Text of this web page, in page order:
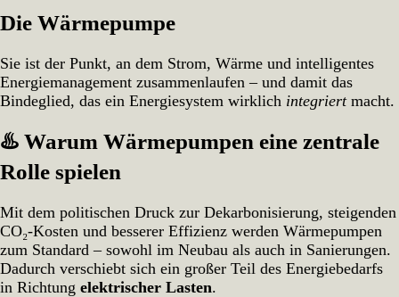
Die Wärmepumpe
Sie ist der Punkt, an dem Strom, Wärme und intelligentes
Energiemanagement zusammenlaufen – und damit das
Bindeglied, das ein Energiesystem wirklich integriertmacht.
♨️ Warum Wärmepumpen eine zentrale
Rolle spielen
Mit dem politischen Druck zur Dekarbonisierung, steigenden
CO₂‑Kosten und besserer Effizienz werden Wärmepumpen
zum Standard – sowohl im Neubau als auch in Sanierungen.
Dadurch verschiebt sich ein großer Teil des Energiebedarfs
in Richtung elektrischer Lasten.